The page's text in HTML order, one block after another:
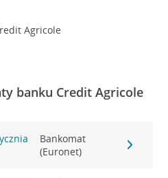
Agricole
banku Credit Agricole
Bankomat
(Euronet)